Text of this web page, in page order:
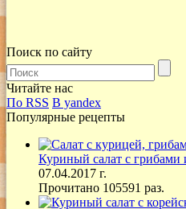
Поиск по сайту
Читайте нас
По RSS В yandex
Популярные рецепты
Куриный салат с грибами
07.04.2017 г.
Прочитано 105591 раз.